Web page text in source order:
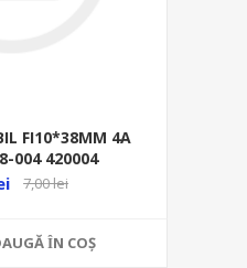
FI10*38MM 4A
004 420004
7,00 lei
ȊN COŞ